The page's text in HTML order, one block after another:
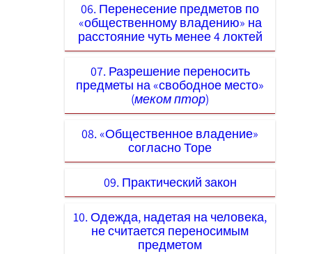
06. Перенесение предметов по
«общественному владению» на
расстояние чуть менее 4 локтей
07. Разрешение переносить
предметы на «свободное место»
(меком птор)
08. «Общественное владение»
согласно Торе
09. Практический закон
10. Одежда, надетая на человека,
не считается переносимым
предметом